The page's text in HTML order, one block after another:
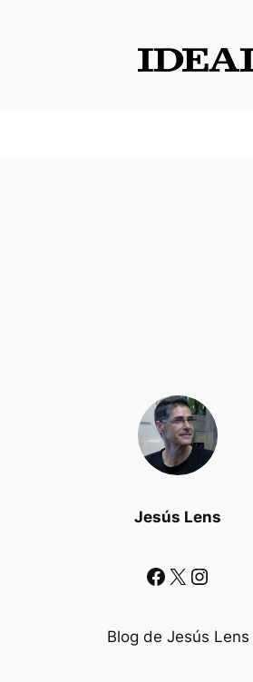
Jesús Lens
Facebook X Instagram
Blog de Jesús Lens